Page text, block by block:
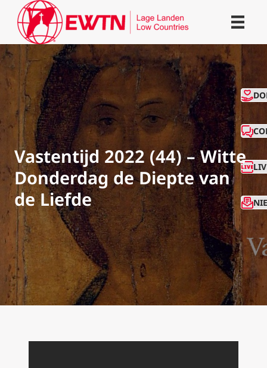
Vastentijd 2022 (44) – Witte
Donderdag de Diepte van
de Liefde